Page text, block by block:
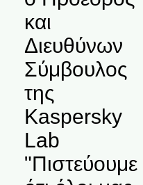
και
Διευθύνων
Σύμβουλος
της
Kaspersky
Lab
"Πιστεύουμε